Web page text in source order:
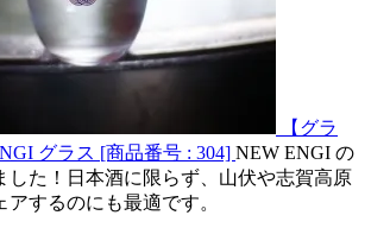
【グラ
グラス [商品番号 : 304] NEW ENGI の
した！日本酒に限らず、山伏や志賀高原
アするのにも最適です。